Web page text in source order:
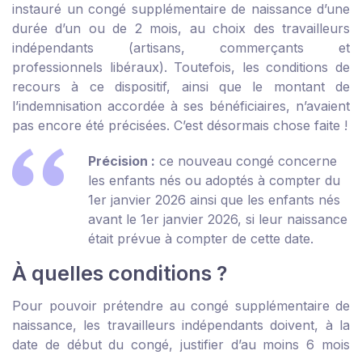
instauré un congé supplémentaire de naissance d’une
durée d’un ou de 2 mois, au choix des travailleurs
indépendants (artisans, commerçants et
professionnels libéraux). Toutefois, les conditions de
recours à ce dispositif, ainsi que le montant de
l’indemnisation accordée à ses bénéficiaires, n’avaient
pas encore été précisées. C’est désormais chose faite !
Précision : ce nouveau congé concerne
les enfants nés ou adoptés à compter du
1er janvier 2026 ainsi que les enfants nés
avant le 1er janvier 2026, si leur naissance
était prévue à compter de cette date.
À quelles conditions ?
Pour pouvoir prétendre au congé supplémentaire de
naissance, les travailleurs indépendants doivent, à la
date de début du congé, justifier d’au moins 6 mois